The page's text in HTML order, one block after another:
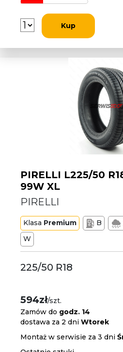
Kup
PIRELLI L225/50
99W XL
PIRELLI
Klasa Premium B
W
225/50 R18
594zł/szt.
Zamów do godz. 14
dostawa za 2 dniWtorek
Montaż w serwisie za 3 dni